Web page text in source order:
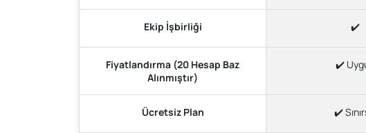
Ekip İşbirliği ✔️
Fiyatlandırma (20 Hesap Baz
Alınmıştır)
✔️
Ücretsiz Plan ✔️